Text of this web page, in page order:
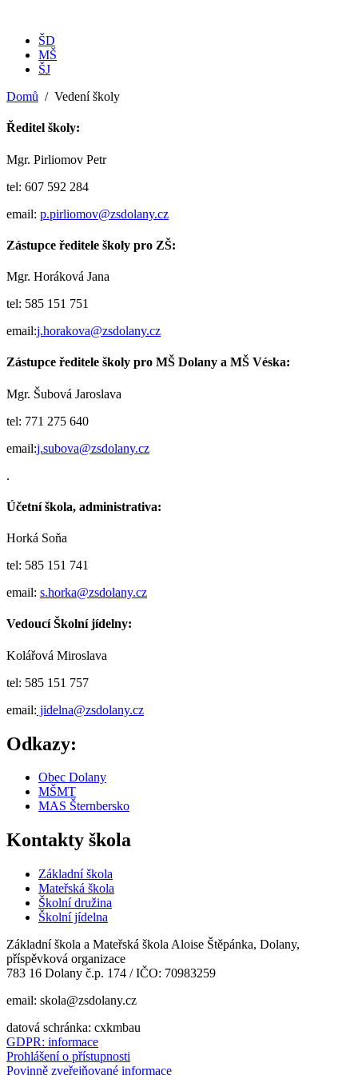
ŠD
MŠ
ŠJ
Domů
Vedení školy
Ředitel školy:
Mgr. Pirliomov Petr
tel: 607 592 284
email: p.pirliomov@zsdolany.cz
Zástupce ředitele školy pro ZŠ:
Mgr. Horáková Jana
tel: 585 151 751
email:j.horakova@zsdolany.cz
Zástupce ředitele školy pro MŠ Dolany a MŠ Véska:
Mgr. Šubová Jaroslava
tel: 771 275 640
email:j.subova@zsdolany.cz
.
Účetní škola, administrativa:
Horká Soňa
tel: 585 151 741
email: s.horka@zsdolany.cz
Vedoucí Školní jídelny:
Kolářová Miroslava
tel: 585 151 757
email: jidelna@zsdolany.cz
Odkazy:
Obec Dolany
MŠMT
MAS Šternbersko
Kontakty škola
Základní škola
Mateřská škola
Školní družina
Školní jídelna
Základní škola a Mateřská škola Aloise Štěpánka, Dolany,
příspěvková organizace
783 16 Dolany č.p. 174 / IČO: 70983259
email: skola@zsdolany.cz
datová schránka: cxkmbau
GDPR: informace
Prohlášení o přístupnosti
Povinně zveřejňované informace